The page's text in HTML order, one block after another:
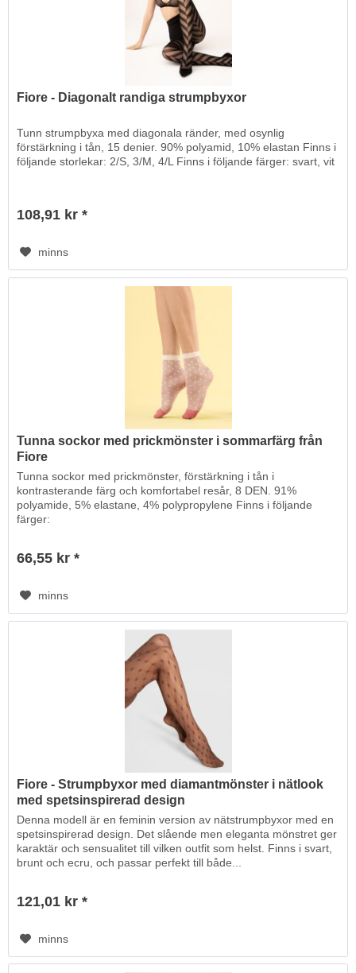
Fiore - Diagonalt randiga strumpbyxor
Tunn strumpbyxa med diagonala ränder, med osynlig
förstärkning i tån, 15 denier. 90% polyamid, 10% elastan Finns i
följande storlekar: 2/S, 3/M, 4/L Finns i följande färger: svart, vit
108,91 kr *
minns
Tunna sockor med prickmönster i sommarfärg från
Fiore
Tunna sockor med prickmönster, förstärkning i tån i
kontrasterande färg och komfortabel resår, 8 DEN. 91%
polyamide, 5% elastane, 4% polypropylene Finns i följande
färger:
66,55 kr *
minns
Fiore - Strumpbyxor med diamantmönster i nätlook
med spetsinspirerad design
Denna modell är en feminin version av nätstrumpbyxor med en
spetsinspirerad design. Det slående men eleganta mönstret ger
karaktär och sensualitet till vilken outfit som helst. Finns i svart,
brunt och ecru, och passar perfekt till både...
121,01 kr *
minns